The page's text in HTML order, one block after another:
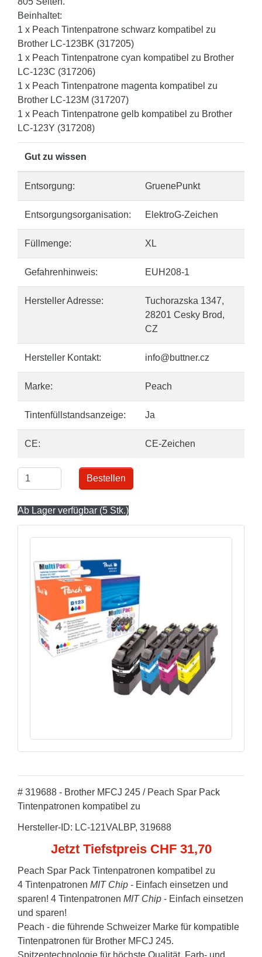
Beinhaltet:
1 x Peach Tintenpatrone schwarz kompatibel zu
Brother LC-123BK (317205)
1 x Peach Tintenpatrone cyan kompatibel zu Brother
LC-123C (317206)
1 x Peach Tintenpatrone magenta kompatibel zu
Brother LC-123M (317207)
1 x Peach Tintenpatrone gelb kompatibel zu Brother
LC-123Y (317208)
Gut zu wissen
Entsorgung: GruenePunkt
Entsorgungsorganisation: ElektroG-Zeichen
Füllmenge: XL
Gefahrenhinweis: EUH208-1
Hersteller Adresse:
Tuchorazska 1347,
28201 Cesky Brod,
CZ
Hersteller Kontakt: info@buttner.cz
Marke: Peach
Tintenfüllstandsanzeige: Ja
CE: CE-Zeichen
Bestellen
Ab Lager verfügbar (5 Stk.)
# 319688 - Brother MFCJ 245 / Peach Spar Pack
Tintenpatronen kompatibel zu
Hersteller-ID: LC-121VALBP, 319688
Jetzt Tiefstpreis CHF 31,70
Peach Spar Pack Tintenpatronen kompatibel zu
4 Tintenpatronen MIT Chip - Einfach einsetzen und
sparen! 4 Tintenpatronen MIT Chip - Einfach einsetzen
und sparen!
Peach - die führende Schweizer Marke für kompatible
Tintenpatronen für Brother MFCJ 245.
Spitzentechnologie für höchste Qualität. Farb- und